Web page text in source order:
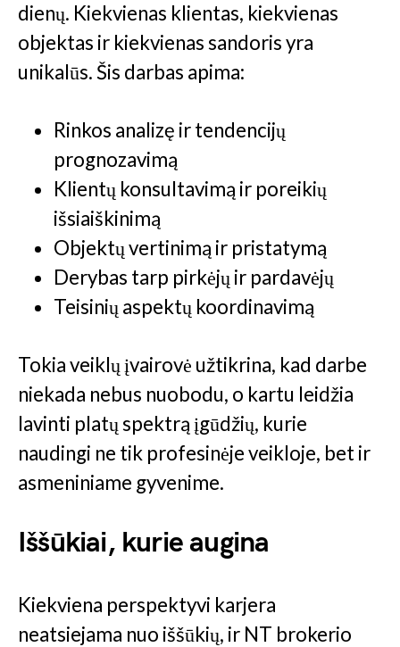
dienų. Kiekvienas klientas, kiekvienas
objektas ir kiekvienas sandoris yra
unikalūs. Šis darbas apima:
Rinkos analizę ir tendencijų
prognozavimą
Klientų konsultavimą ir poreikių
išsiaiškinimą
Objektų vertinimą ir pristatymą
Derybas tarp pirkėjų ir pardavėjų
Teisinių aspektų koordinavimą
Tokia veiklų įvairovė užtikrina, kad darbe
niekada nebus nuobodu, o kartu leidžia
lavinti platų spektrą įgūdžių, kurie
naudingi ne tik profesinėje veikloje, bet ir
asmeniniame gyvenime.
Iššūkiai, kurie augina
Kiekviena perspektyvi karjera
neatsiejama nuo iššūkių, ir NT brokerio